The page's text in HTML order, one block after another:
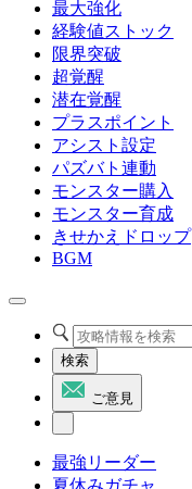
最大強化
経験値ストック
限界突破
超覚醒
潜在覚醒
プラスポイント
アシスト設定
パズバト連動
モンスター購入
モンスター育成
きせかえドロップ
BGM
検索
ご意見
最強リーダー
夏休みガチャ